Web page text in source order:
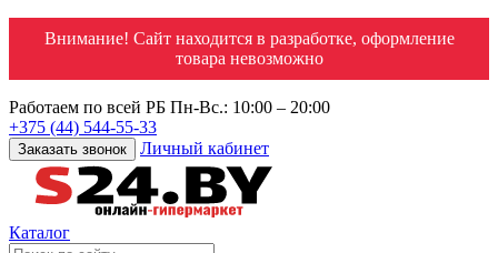
Внимание! Сайт находится в разработке, оформление
товара невозможно
Работаем по всей РБ Пн-Вс.: 10:00 – 20:00
+375 (44) 544-55-33
Заказать звонок Личный кабинет
Каталог